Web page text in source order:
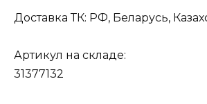
Доставка ТК: РФ, Беларусь,
Артикул на складе:
31377132